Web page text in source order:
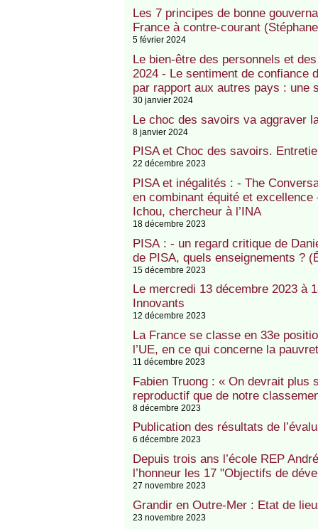
Les 7 principes de bonne
France à contre-courant
5 février 2024
Le bien-être des personnels et
2024 - Le sentiment de confiance
par rapport aux autres pays : une
30 janvier 2024
Le choc des savoirs va aggraver
8 janvier 2024
PISA et Choc des savoirs.
22 décembre 2023
PISA et inégalités : - The
en combinant équité et
Ichou, chercheur à l’INA
18 décembre 2023
PISA : - un regard critique de
de PISA, quels enseignements ?
15 décembre 2023
Le mercredi 13 décembre 2023 à
Innovants
12 décembre 2023
La France se classe en 33e
l’UE, en ce qui concerne la
11 décembre 2023
Fabien Truong : « On devrait plus
reproductif que de notre
8 décembre 2023
Publication des résultats de
6 décembre 2023
Depuis trois ans l’école REP
l’honneur les 17 "Objectifs de
27 novembre 2023
Grandir en Outre-Mer : Etat de
23 novembre 2023